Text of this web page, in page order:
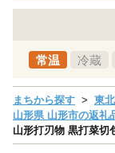
常温 冷蔵
まちから探す 東
山形県 山形市の返礼
山形打刃物 黒打菜切